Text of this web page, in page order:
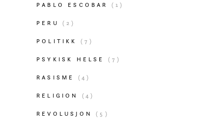
PABLO ESCOBAR (1)
PERU (2)
POLITIKK (7)
PSYKISK HELSE (7)
RASISME (4)
RELIGION (4)
REVOLUSJON (5)